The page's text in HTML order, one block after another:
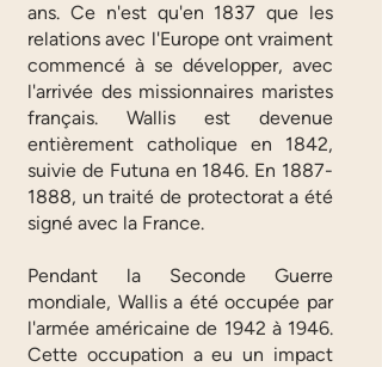
ans. Ce n'est qu'en 1837 que les
relations avec l'Europe ont vraiment
commencé à se développer, avec
l'arrivée des missionnaires maristes
français. Wallis est devenue
entièrement catholique en 1842,
suivie de Futuna en 1846. En 1887-
1888, un traité de protectorat a été
signé avec la France.
Pendant la Seconde Guerre
mondiale, Wallis a été occupée par
l'armée américaine de 1942 à 1946.
Cette occupation a eu un impact